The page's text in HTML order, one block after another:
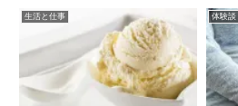
生活と仕事 体験談